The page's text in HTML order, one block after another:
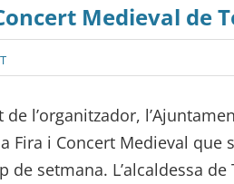
Medieval de
l’organitzador,
Fira i Concert Medieval que
setmana. L’alcaldessa de